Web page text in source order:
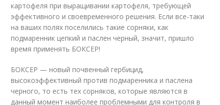
картофеля при выращивании картофеля, требующей
эффективного и своевременного решения. Если все-таки
на ваших полях поселились такие сорняки, как
подмаренник цепкий и паслен черный, значит, пришло
время применять БОКСЕР!
БОКСЕР — новый почвенный гербицид,
высокоэффективный против подмаренника и паслена
черного, то есть тех сорняков, которые являются в
данный момент наиболее проблемными для контроля в